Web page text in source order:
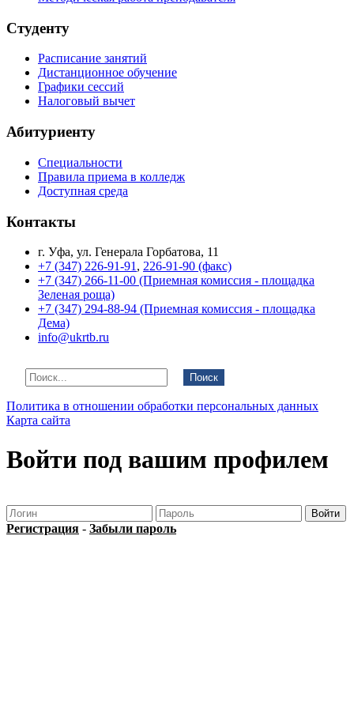
Студенту
Расписание занятий
Дистанционное обучение
Графики сессий
Налоговый вычет
Абитуриенту
Специальности
Правила приема в колледж
Доступная среда
Контакты
г. Уфа, ул. Генерала Горбатова, 11
+7 (347) 226-91-91 , 226-91-90 (факс)
+7 (347) 266-11-00 (Приемная комиссия - площадка
Зеленая роща)
+7 (347) 294-88-94 (Приемная комиссия - площадка
Дема)
info@ukrtb.ru
Поиск
Политика в отношении обработки персональных данных
Карта сайта
Войти под вашим профилем
Регистрация - Забыли пароль